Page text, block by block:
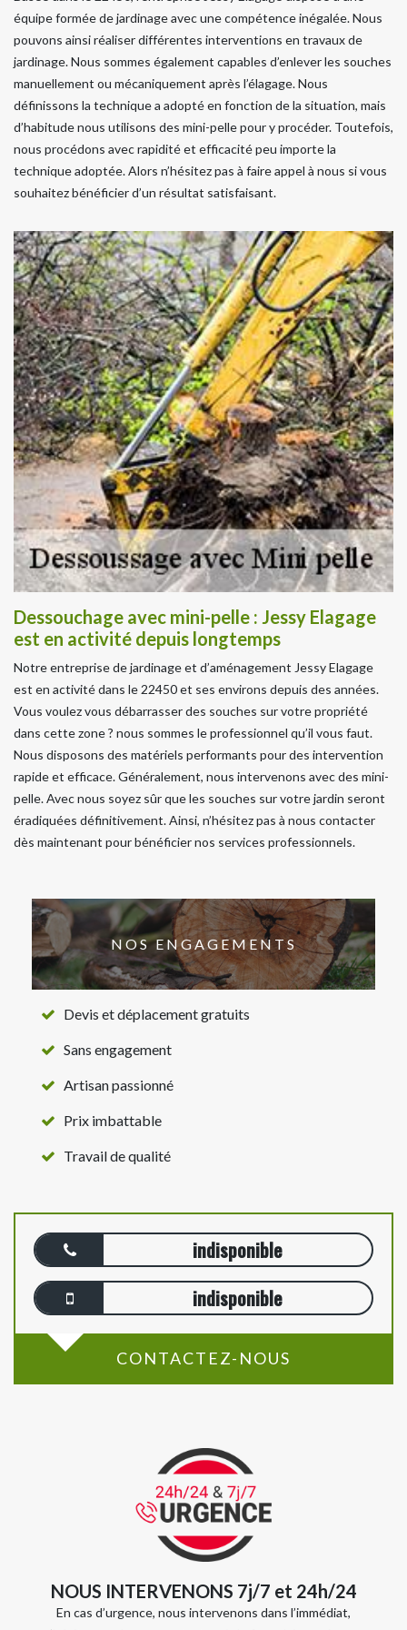
équipe formée de jardinage avec une compétence inégalée. Nous
pouvons ainsi réaliser différentes interventions en travaux de
jardinage. Nous sommes également capables d’enlever les souches
manuellement ou mécaniquement après l’élagage. Nous
définissons la technique a adopté en fonction de la situation, mais
d’habitude nous utilisons des mini-pelle pour y procéder. Toutefois,
nous procédons avec rapidité et efficacité peu importe la
technique adoptée. Alors n’hésitez pas à faire appel à nous si vous
souhaitez bénéficier d’un résultat satisfaisant.
Dessouchage avec mini-pelle : Jessy Elagage
est en activité depuis longtemps
Notre entreprise de jardinage et d’aménagement Jessy Elagage
est en activité dans le 22450 et ses environs depuis des années.
Vous voulez vous débarrasser des souches sur votre propriété
dans cette zone ? nous sommes le professionnel qu’il vous faut.
Nous disposons des matériels performants pour des intervention
rapide et efficace. Généralement, nous intervenons avec des mini-
pelle. Avec nous soyez sûr que les souches sur votre jardin seront
éradiquées définitivement. Ainsi, n’hésitez pas à nous contacter
dès maintenant pour bénéficier nos services professionnels.
NOS ENGAGEMENTS
Devis et déplacement gratuits
Sans engagement
Artisan passionné
Prix imbattable
Travail de qualité
indisponible
indisponible
CONTACTEZ-NOUS
NOUS INTERVENONS 7j/7 et 24h/24
En cas d’urgence, nous intervenons dans l’immédiat,